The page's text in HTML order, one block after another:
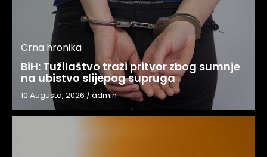
Crna hronika
BiH: Tužilaštvo traži pritvor zbog sumnje
na ubistvo slijepog supruga
10 Augusta, 2026 /admin